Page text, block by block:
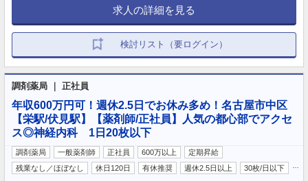
求人の詳細を見る
検討リスト（要ログイン）
調剤薬局 ｜ 正社員
年収600万円可！週休2.5日でお休み多め！名古屋市中区
【栄駅/伏見駅】【薬剤師/正社員】人気の都心部でアクセ
ス◎神経内科 1日20枚以下
調剤薬局 一般薬剤師 正社員 600万以上
定期昇給
残業なし／ほぼなし
休日120日 有休推奨 週休2.5日以上 30枚/日以下